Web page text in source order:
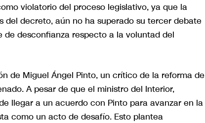
violatorio del proceso legislativo, ya que la
del decreto, aún no ha superado su tercer debate
desconfianza respecto a la voluntad del
de Miguel Ángel Pinto, un crítico de la reforma de
A pesar de que el ministro del Interior,
llegar a un acuerdo con Pinto para avanzar en la
como un acto de desafío. Esto plantea